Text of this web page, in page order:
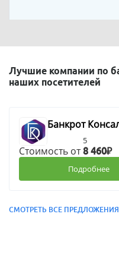
Лучшие компании по
наших посетителей
Банкрот
5
Стоимость от8 460₽
Подробнее
СМОТРЕТЬ ВСЕ ПРЕДЛОЖЕНИЯ